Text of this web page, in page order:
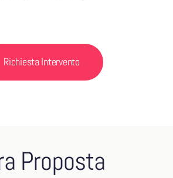
Richiesta Intervento
Proposta